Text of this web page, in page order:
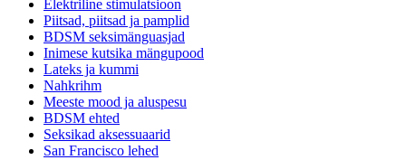
Elektriline stimulatsioon
Piitsad, piitsad ja pamplid
BDSM seksimänguasjad
Inimese kutsika mängupood
Lateks ja kummi
Nahkrihm
Meeste mood ja aluspesu
BDSM ehted
Seksikad aksessuaarid
San Francisco lehed